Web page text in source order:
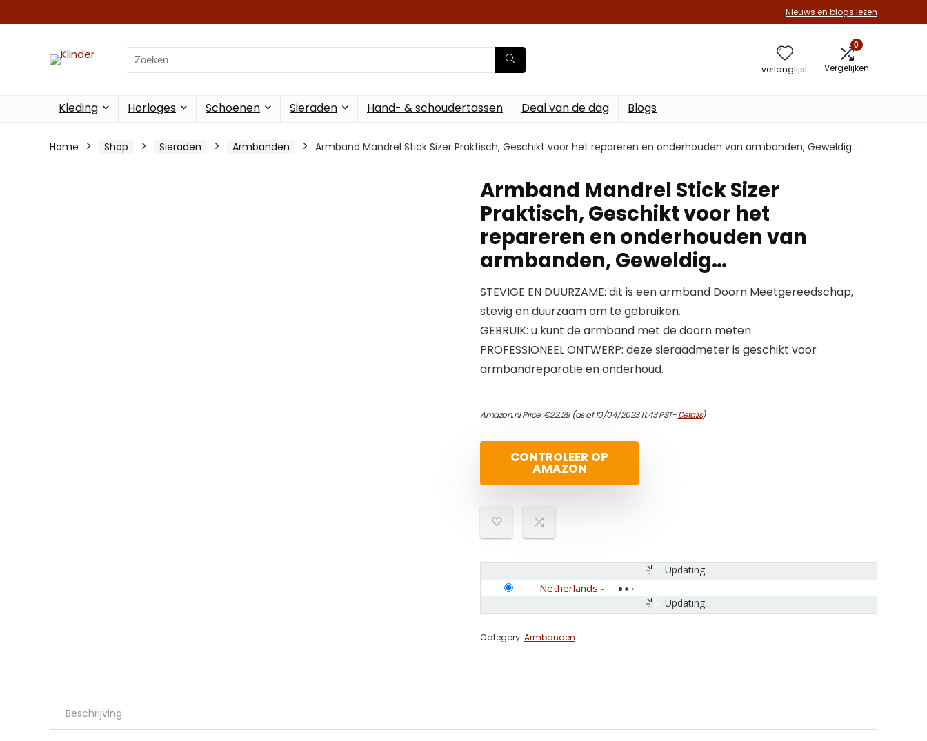
Nieuws en blogs lezen
Search
for:
verlanglijst
0
Vergelijken
Kleding Horloges Schoenen Sieraden Hand- & schoudertassen Deal van de dag Blogs
Home Shop Sieraden Armbanden Armband Mandrel Stick Sizer Praktisch, Geschikt voor het repareren en onderhouden van armbanden, Geweldig…
Armband Mandrel Stick Sizer
Praktisch, Geschikt voor het
repareren en onderhouden van
armbanden, Geweldig…
STEVIGE EN DUURZAME: dit is een armband Doorn Meetgereedschap,
stevig en duurzaam om te gebruiken.
GEBRUIK: u kunt de armband met de doorn meten.
PROFESSIONEEL ONTWERP: deze sieraadmeter is geschikt voor
armbandreparatie en onderhoud.
Amazon.nl Price:€22.29(as of 10/04/2023 11:43 PST-Details)
CONTROLEER OP
AMAZON
Updating...
Updating...
Netherlands -
Category: Armbanden
Beschrijving